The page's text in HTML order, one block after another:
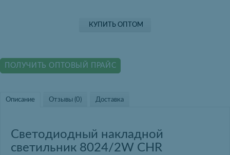
КУПИТЬ ОПТОМ
ПОЛУЧИТЬ ОПТОВЫЙ ПРАЙС
Описание Отзывы (0) Доставка
Светодиодный накладной
светильник 8024/2W CHR